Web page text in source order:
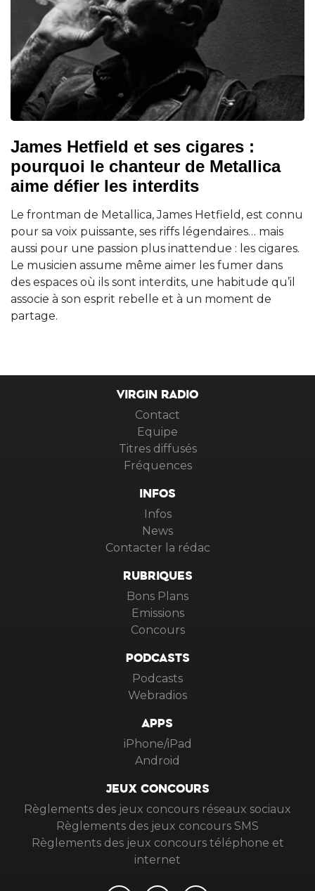
James Hetfield et ses cigares :
pourquoi le chanteur de Metallica
aime défier les interdits
Le frontman de Metallica, James Hetfield, est connu
pour sa voix puissante, ses riffs légendaires… mais
aussi pour une passion plus inattendue : les cigares.
Le musicien assume même aimer les fumer dans
des espaces où ils sont interdits, une habitude qu’il
associe à son esprit rebelle et à un moment de
partage.
VIRGIN RADIO
Contact
Equipe
Titres diffusés
Fréquences
INFOS
Infos
News
Contacter la rédac
RUBRIQUES
Bons Plans
Emissions
Concours
PODCASTS
Podcasts
Webradios
APPS
iPhone/iPad
Android
JEUX CONCOURS
Règlements des jeux concours réseaux sociaux
Règlements des jeux concours SMS
Règlements des jeux concours téléphone et
internet